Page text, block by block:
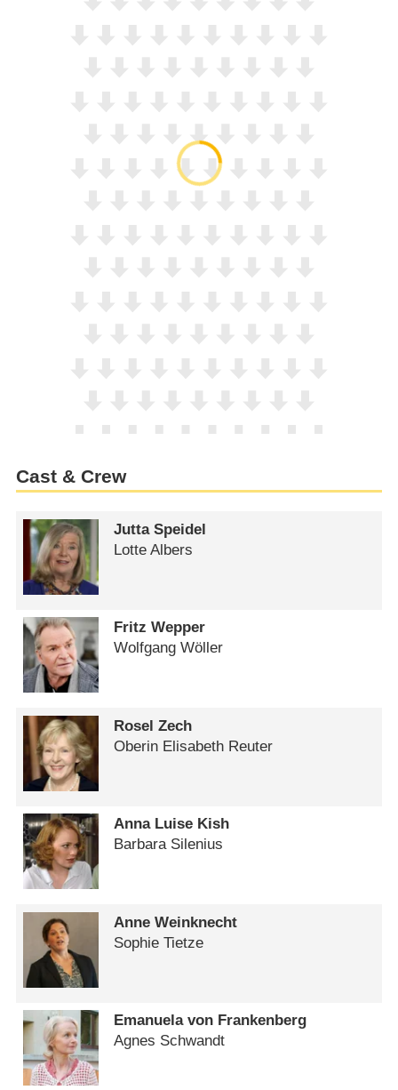
Cast & Crew
Jutta Speidel
Lotte Albers
Fritz Wepper
Wolfgang Wöller
Rosel Zech
Oberin Elisabeth Reuter
Anna Luise Kish
Barbara Silenius
Anne Weinknecht
Sophie Tietze
Emanuela von Frankenberg
Agnes Schwandt